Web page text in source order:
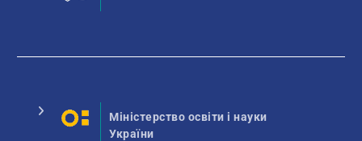
Міністерство освіти і науки
України